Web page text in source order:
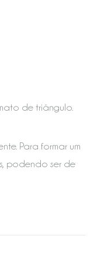
de triângulo.
Para formar um
podendo ser de